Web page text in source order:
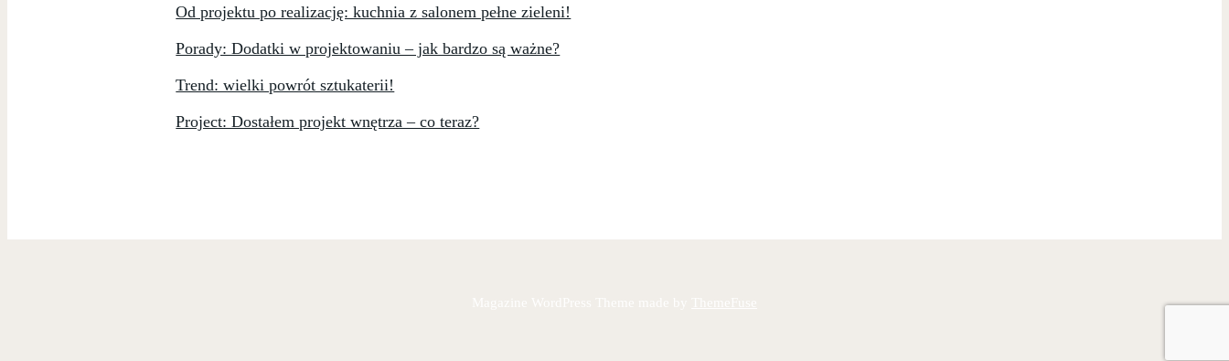
Od projektu po realizację: kuchnia z salonem pełne zieleni!
Porady: Dodatki w projektowaniu – jak bardzo są ważne?
Trend: wielki powrót sztukaterii!
Project: Dostałem projekt wnętrza – co teraz?